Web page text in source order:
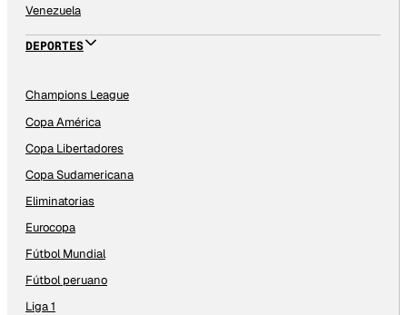
Venezuela
DEPORTES
Champions League
Copa América
Copa Libertadores
Copa Sudamericana
Eliminatorias
Eurocopa
Fútbol Mundial
Fútbol peruano
Liga 1